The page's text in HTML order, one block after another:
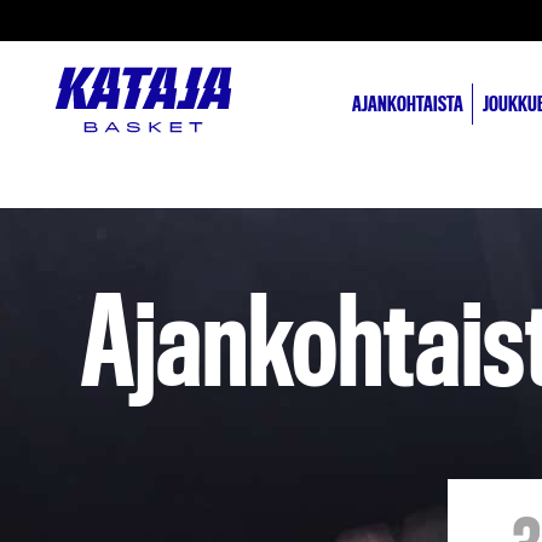
AJANKOHTAISTA